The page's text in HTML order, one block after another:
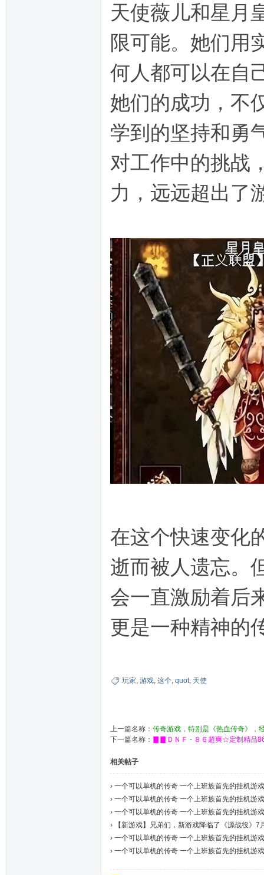
天使薇儿和星月
限可能。她们用
何人都可以在自
她们的成功，不
学到的坚持和勇
对工作中的挑战
力，远远超出了
在这个快速变化
逝而被人遗忘。
会一直激励着后
更是一种精神的
玩家, 游戏, 这个, quot, 天使
上一篇名称： 传奇游戏，特别是《热血传奇》，
下一篇名称：
▊▊ＤＮＦ - ８６超爽☆定制精品
相关帖子
› 一个可以单机的传奇 一个上班族首先的挂机游
› 一个可以单机的传奇 一个上班族首先的挂机游
› 一个可以单机的传奇 一个上班族首先的挂机游
›
【新游戏】兄弟们，新游戏降临了《源战役》
› 一个可以单机的传奇 一个上班族首先的挂机游
› 一个可以单机的传奇 一个上班族首先的挂机游